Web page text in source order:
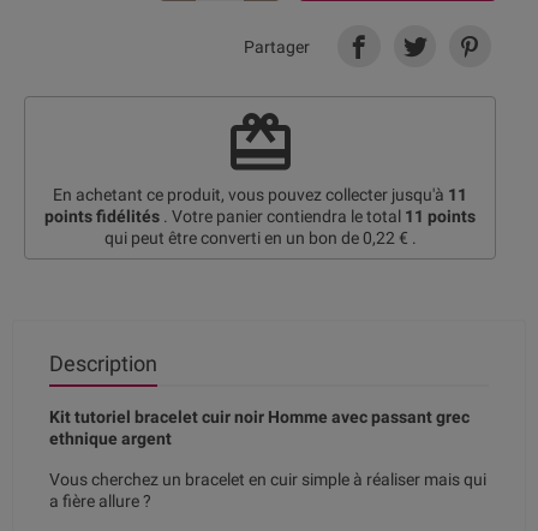
Partager
redeem
En achetant ce produit, vous pouvez collecter jusqu'à 11
points fidélités . Votre panier contiendra le total 11 points
qui peut être converti en un bon de 0,22 € .
Description
Kit tutoriel bracelet cuir noir Homme avec passant grec
ethnique argent
Vous cherchez un bracelet en cuir simple à réaliser mais qui
a fière allure ?